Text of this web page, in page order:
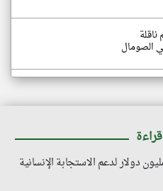
الصومال
تخصص 2.5 مليون دولار لدعم الاستجابة الإنسانية